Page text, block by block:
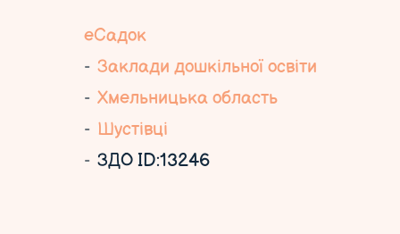
еСадок
Заклади дошкільної освіти
Хмельницька область
Шустівці
ЗДО ID:13246